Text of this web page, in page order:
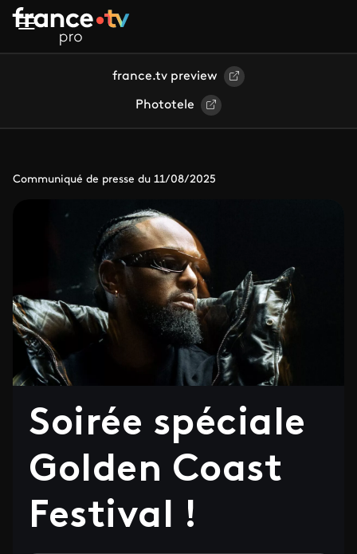
Aller au contenu principal
france.tv preview
Phototele
Communiqué de presse du 11/08/2025
Soirée spéciale
Golden Coast
Festival !